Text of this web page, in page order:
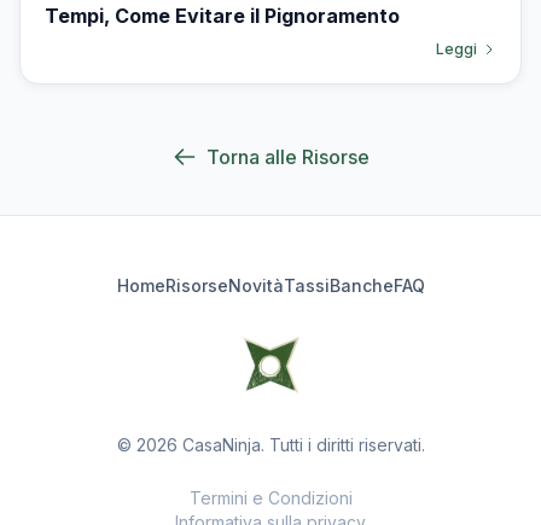
Tempi, Come Evitare il Pignoramento
Leggi
Torna alle Risorse
HomeRisorseNovitàTassiBancheFAQ
© 2026 CasaNinja. Tutti i diritti riservati.
Termini e Condizioni